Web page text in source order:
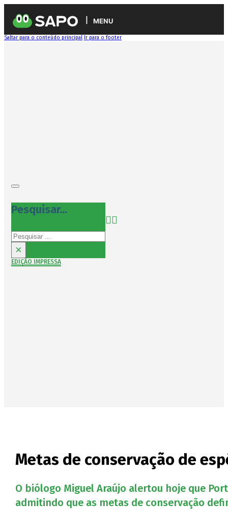
MENU
Saltar para o conteúdo principal Ir para o footer
Pesquisar...
Pesquisar
×
EDIÇÃO IMPRESSA
Metas de conservação de
O biólogo Miguel Araújo alertou hoje que
admitindo que as metas de conservação